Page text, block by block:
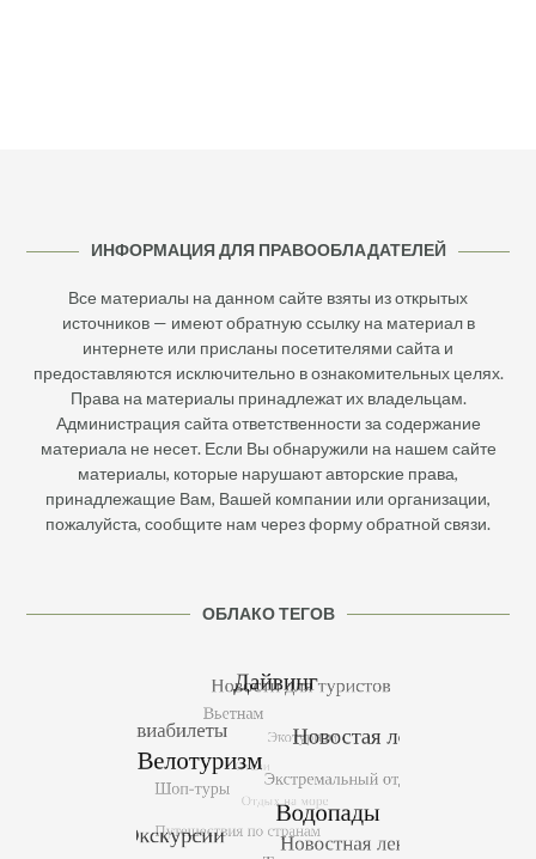
ИНФОРМАЦИЯ ДЛЯ ПРАВООБЛАДАТЕЛЕЙ
Все материалы на данном сайте взяты из открытых
источников — имеют обратную ссылку на материал в
интернете или присланы посетителями сайта и
предоставляются исключительно в ознакомительных целях.
Права на материалы принадлежат их владельцам.
Администрация сайта ответственности за содержание
материала не несет. Если Вы обнаружили на нашем сайте
материалы, которые нарушают авторские права,
принадлежащие Вам, Вашей компании или организации,
пожалуйста, сообщите нам через форму обратной связи.
ОБЛАКО ТЕГОВ